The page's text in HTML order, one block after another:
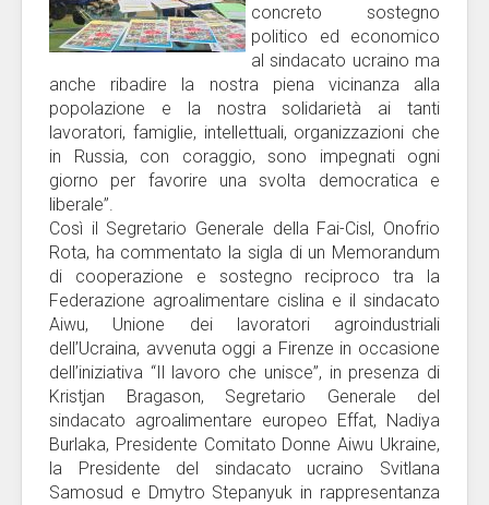
concreto sostegno
politico ed economico
al sindacato ucraino ma
anche ribadire la nostra piena vicinanza alla
popolazione e la nostra solidarietà ai tanti
lavoratori, famiglie, intellettuali, organizzazioni che
in Russia, con coraggio, sono impegnati ogni
giorno per favorire una svolta democratica e
liberale”.
Così il Segretario Generale della Fai-Cisl, Onofrio
Rota, ha commentato la sigla di un Memorandum
di cooperazione e sostegno reciproco tra la
Federazione agroalimentare cislina e il sindacato
Aiwu, Unione dei lavoratori agroindustriali
dell’Ucraina, avvenuta oggi a Firenze in occasione
dell’iniziativa “Il lavoro che unisce”, in presenza di
Kristjan Bragason, Segretario Generale del
sindacato agroalimentare europeo Effat, Nadiya
Burlaka, Presidente Comitato Donne Aiwu Ukraine,
la Presidente del sindacato ucraino Svitlana
Samosud e Dmytro Stepanyuk in rappresentanza